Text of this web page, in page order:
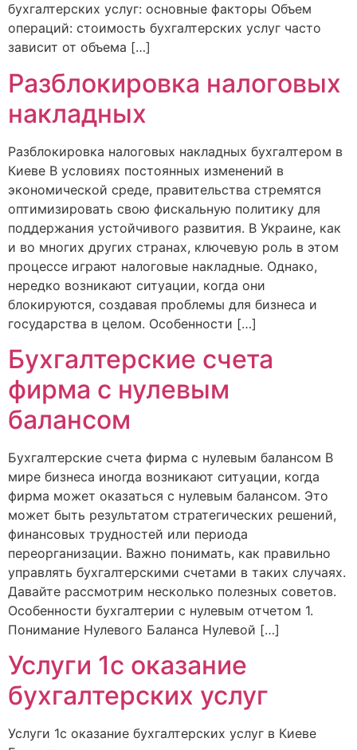
бухгалтерских услуг: основные факторы Объем
операций: стоимость бухгалтерских услуг часто
зависит от объема […]
Разблокировка налоговых
накладных
Разблокировка налоговых накладных бухгалтером в
Киеве В условиях постоянных изменений в
экономической среде, правительства стремятся
оптимизировать свою фискальную политику для
поддержания устойчивого развития. В Украине, как
и во многих других странах, ключевую роль в этом
процессе играют налоговые накладные. Однако,
нередко возникают ситуации, когда они
блокируются, создавая проблемы для бизнеса и
государства в целом. Особенности […]
Бухгалтерские счета
фирма с нулевым
балансом
Бухгалтерские счета фирма с нулевым балансом В
мире бизнеса иногда возникают ситуации, когда
фирма может оказаться с нулевым балансом. Это
может быть результатом стратегических решений,
финансовых трудностей или периода
переорганизации. Важно понимать, как правильно
управлять бухгалтерскими счетами в таких случаях.
Давайте рассмотрим несколько полезных советов.
Особенности бухгалтерии с нулевым отчетом 1.
Понимание Нулевого Баланса Нулевой […]
Услуги 1с оказание
бухгалтерских услуг
Услуги 1с оказание бухгалтерских услуг в Киеве